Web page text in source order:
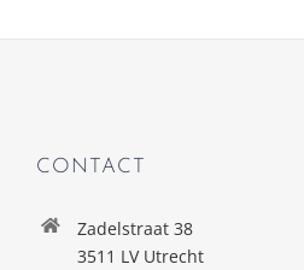
CONTACT
Zadelstraat 38
3511 LV Utrecht